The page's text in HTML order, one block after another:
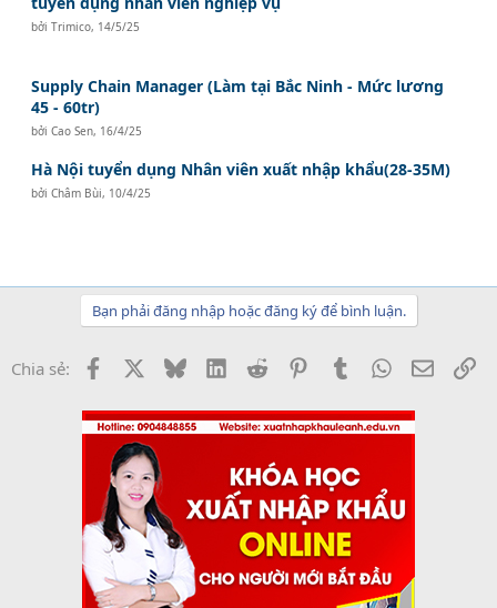
bởiTrimico, 14/5/25
Supply Chain Manager (Làm tại Bắc Ninh - Mức lương
45 - 60tr)
bởiCao Sen, 16/4/25
Hà Nội tuyển dụng Nhân viên xuất nhập khẩu(28-35M)
bởiChâm Bùi, 10/4/25
Bạn phải đăng nhập hoặc đăng ký để bình luận.
Chia sẻ: Facebook BlueskyLinkedInReddit PinterestTumblrWhatsApp
Email